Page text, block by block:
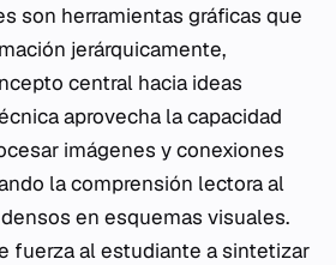
son herramientas gráficas que
jerárquicamente,
central hacia ideas
aprovecha la capacidad
imágenes y conexiones
la comprensión lectora al
en esquemas visuales.
fuerza al estudiante a sintetizar